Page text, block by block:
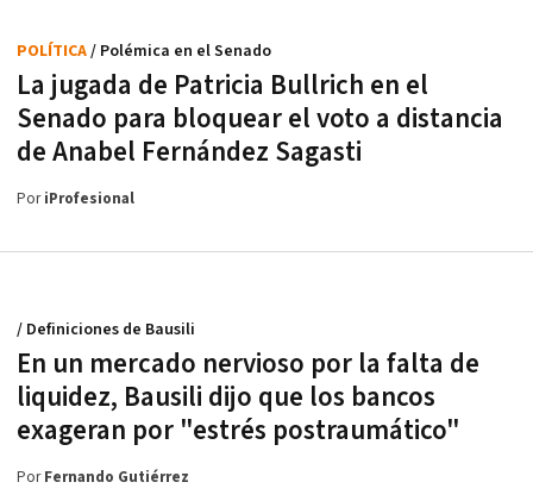
La jugada de Patricia Bullrich en el
Senado para bloquear el voto a distancia
de Anabel Fernández Sagasti
POLÍTICA/ Polémica en el Senado
PoriProfesional
En un mercado nervioso por la falta de
liquidez, Bausili dijo que los bancos
exageran por "estrés postraumático"
/ Definiciones de Bausili
PorFernando Gutiérrez